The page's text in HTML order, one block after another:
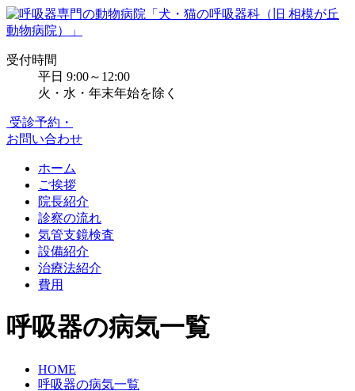
受付時間
平日 9:00～12:00
火・水・年末年始を除く
受診予約・
お問い合わせ
ホーム
ご挨拶
院長紹介
診察の流れ
気管支鏡検査
設備紹介
治療法紹介
費用
呼吸器の病気一覧
HOME
呼吸器の病気一覧